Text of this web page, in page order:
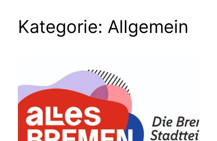
Kategorie: Allgemein